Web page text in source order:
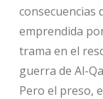
consecuencias
emprendida
trama en el
guerra de Al-
Pero el preso,